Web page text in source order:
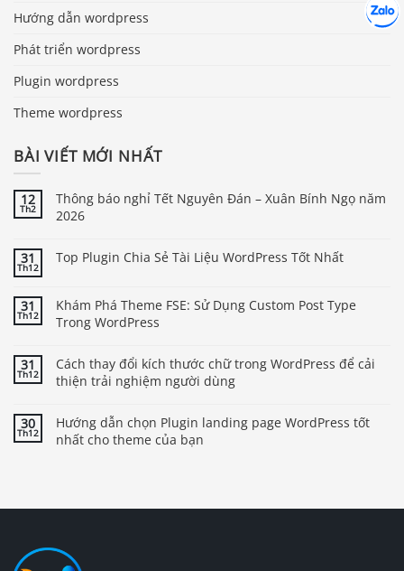
Hướng dẫn wordpress
Phát triển wordpress
Plugin wordpress
Theme wordpress
BÀI VIẾT MỚI NHẤT
12
Th2
Thông báo nghỉ Tết Nguyên Đán – Xuân Bính Ngọ năm
2026
31
Th12
Top Plugin Chia Sẻ Tài Liệu WordPress Tốt Nhất
31
Th12
Khám Phá Theme FSE: Sử Dụng Custom Post Type
Trong WordPress
31
Th12
Cách thay đổi kích thước chữ trong WordPress để cải
thiện trải nghiệm người dùng
30
Th12
Hướng dẫn chọn Plugin landing page WordPress tốt
nhất cho theme của bạn
Chát